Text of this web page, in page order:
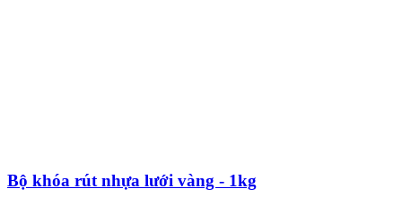
Bộ khóa rút nhựa lưới vàng - 1kg